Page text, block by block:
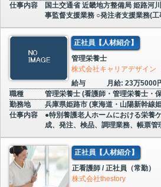
仕事内容
国土交通省 近畿地方整備局 姫路河
事監督支援業務 ○発注者支援業務(工
正社員【人材紹介】
管理栄養士
株式会社キャリアデザイ
給与
月給: 23万5000
職種
管理栄養士 (看護師・管理栄養士・
勤務地
兵庫県姫路市 (東海道・山陽新幹線
仕事内容
●特別養護老人ホームにおける栄養
成、発注、検品、調理業務、帳票管
正社員【人材紹介】
正看護師 / 正社員（常勤）
株式会社thestory